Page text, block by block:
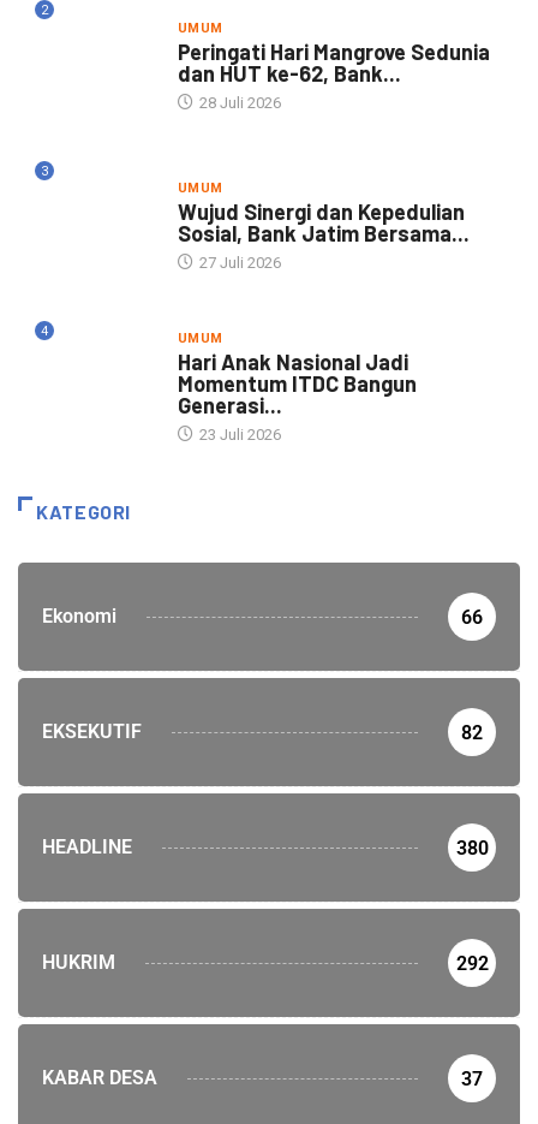
2
UMUM
Peringati Hari Mangrove Sedunia
dan HUT ke-62, Bank...
28 Juli 2026
3
UMUM
Wujud Sinergi dan Kepedulian
Sosial, Bank Jatim Bersama...
27 Juli 2026
4 UMUM
Hari Anak Nasional Jadi
Momentum ITDC Bangun
Generasi...
23 Juli 2026
KATEGORI
Ekonomi 66
EKSEKUTIF 82
HEADLINE 380
HUKRIM 292
KABAR DESA 37